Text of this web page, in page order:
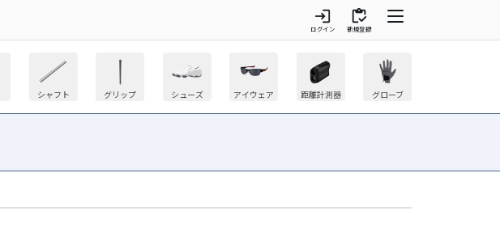
login
ログイン
inventory
新規登録
シャフト グリップ シューズ アイウェア 距離計測器 グローブ